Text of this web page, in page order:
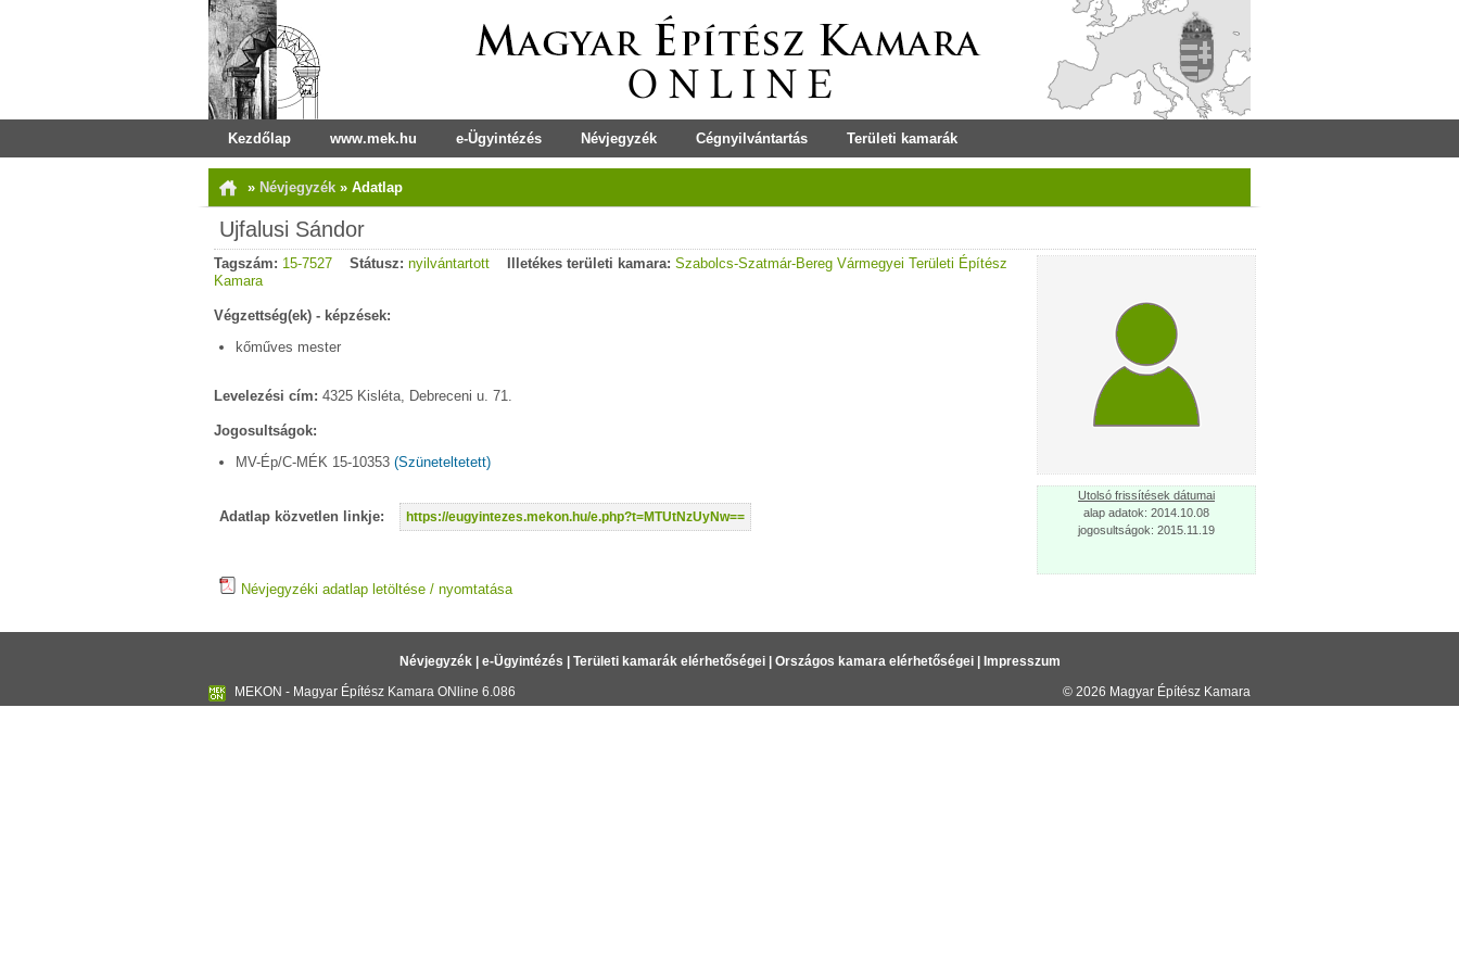
Kezdőlap www.mek.hu e-Ügyintézés Névjegyzék Cégnyilvántartás Területi kamarák
» Névjegyzék » Adatlap
Ujfalusi Sándor
Tagszám: 15-7527 Státusz: nyilvántartott Illetékes területi kamara: Szabolcs-Szatmár-Bereg Vármegyei Területi Építész
Kamara
Végzettség(ek) - képzések:
kőműves mester
Levelezési cím: 4325 Kisléta, Debreceni u. 71.
Jogosultságok:
MV-Ép/C-MÉK 15-10353 (Szüneteltetett)
Utolsó frissítések dátumai
alap adatok: 2014.10.08
jogosultságok: 2015.11.19
Adatlap közvetlen linkje: https://eugyintezes.mekon.hu/e.php?t=MTUtNzUyNw==
Névjegyzéki adatlap letöltése / nyomtatása
Névjegyzék| e-Ügyintézés Területi kamarák elérhetőségei| Országos kamara elérhetőségei|
Impresszum
MEKON - Magyar Építész Kamara ONline 6.086
© 2026 Magyar Építész Kamara